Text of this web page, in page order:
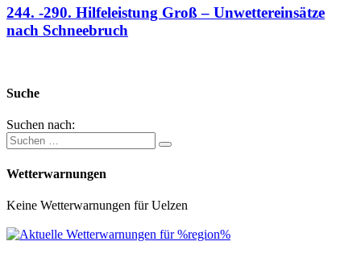
244. -290. Hilfeleistung Groß – Unwettereinsätze
nach Schneebruch
Suche
Suchen nach:
Wetterwarnungen
Keine Wetterwarnungen für Uelzen